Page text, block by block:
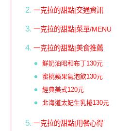
一克拉的甜點|交通資訊
一克拉的甜點|菜單/MENU
一克拉的甜點|美食推薦
鮮奶油昭和布丁130元
蜜桃蘋果氣泡飲130元
經典美式120元
北海道太妃生乳捲130元
一克拉的甜點|用餐心得